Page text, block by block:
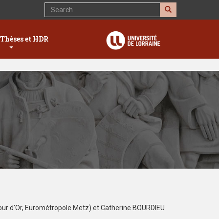
Search Search
et HDR
d'Or, Eurométropole Metz) et Catherine BOURDIEU